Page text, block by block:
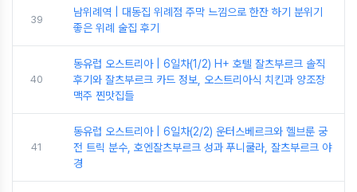
39
남위례역 | 대동집 위례점 주막 느낌으로 한잔 하기 분위기
좋은 위례 술집 후기
40
동유럽 오스트리아 | 6일차(1/2) H+ 호텔 잘츠부르크 솔직
후기와 잘츠부르크 카드 정보, 오스트리아식 치킨과 양조장
맥주 찐맛집들
41
동유럽 오스트리아 | 6일차(2/2) 운터스베르크와 헬브룬 궁
전 트릭 분수, 호엔잘츠부르크 성과 푸니쿨라, 잘츠부르크 야
경